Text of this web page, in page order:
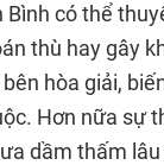
Bình có thể
thù hay gây
hòa giải,
Hơn nữa sự
dầm thấm